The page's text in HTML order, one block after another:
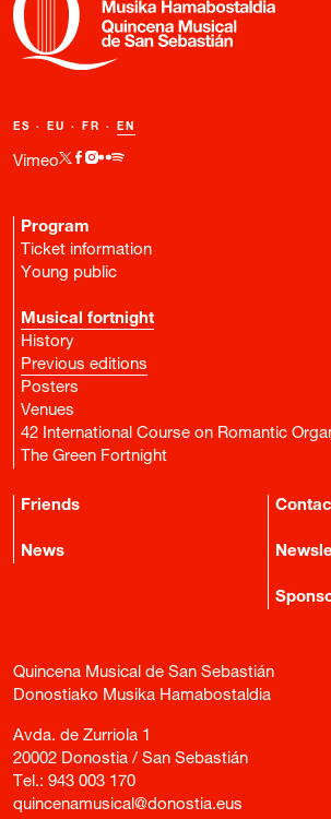
Vimeo
ES · EU · FR · EN
Program
Ticket information
Young public
Musical fortnight
History
Previous editions
Posters
Venues
42 International Course on Romantic
The Green Fortnight
Friends
News
Quincena Musical de San Sebastián
Donostiako Musika Hamabostaldia
Avda. de Zurriola 1
20002 Donostia / San Sebastián
Tel.: 943 003 170
quincenamusical@donostia.eus